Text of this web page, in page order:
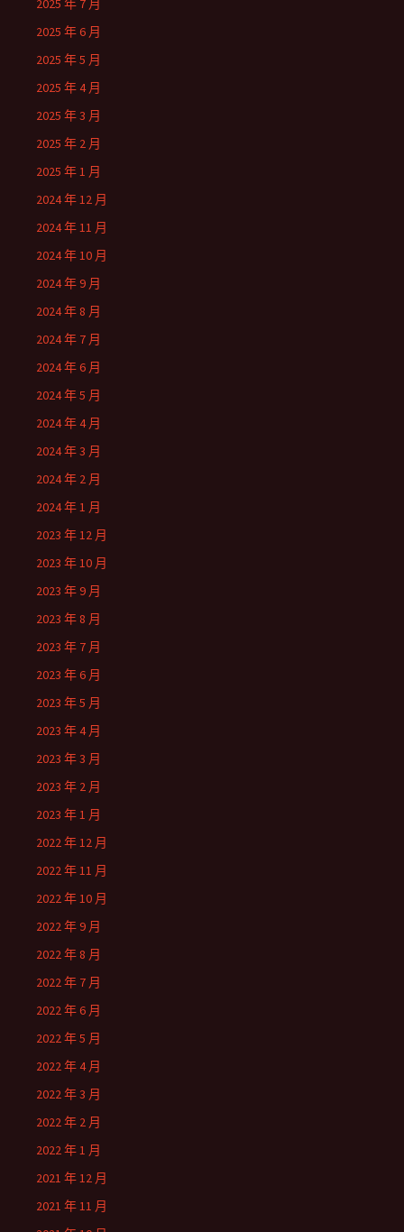
2025 年 7 月
2025 年 6 月
2025 年 5 月
2025 年 4 月
2025 年 3 月
2025 年 2 月
2025 年 1 月
2024 年 12 月
2024 年 11 月
2024 年 10 月
2024 年 9 月
2024 年 8 月
2024 年 7 月
2024 年 6 月
2024 年 5 月
2024 年 4 月
2024 年 3 月
2024 年 2 月
2024 年 1 月
2023 年 12 月
2023 年 10 月
2023 年 9 月
2023 年 8 月
2023 年 7 月
2023 年 6 月
2023 年 5 月
2023 年 4 月
2023 年 3 月
2023 年 2 月
2023 年 1 月
2022 年 12 月
2022 年 11 月
2022 年 10 月
2022 年 9 月
2022 年 8 月
2022 年 7 月
2022 年 6 月
2022 年 5 月
2022 年 4 月
2022 年 3 月
2022 年 2 月
2022 年 1 月
2021 年 12 月
2021 年 11 月